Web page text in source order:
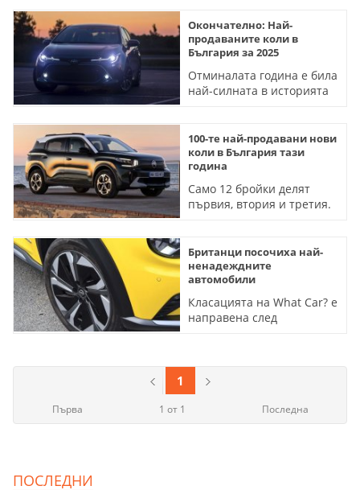
съотношението на цените
не е, каквото очаквате
Окончателно: Най-
продаваните коли в
България за 2025
Отминалата година е била
най-силната в историята
на лидера
100-те най-продавани нови
коли в България тази
година
Само 12 бройки делят
първия, втория и третия.
Британци посочиха най-
ненадеждните
автомобили
Класацията на What Car? е
направена след
1 от 1 Последна
1
Първа
ПОСЛЕДНИ